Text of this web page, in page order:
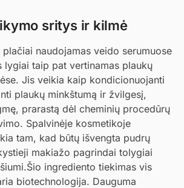
sritys ir kilmė
naudojamas veido serumuose
lygiai taip pat vertinamas plaukų
Jis veikia kaip kondicionuojanti
plaukų minkštumą ir žvilgesį,
prarastą dėl cheminių procedūrų
Spalvinėje kosmetikoje
tam, kad būtų išvengta pudrų
makiažo pagrindai tolygiai
ingrediento tiekimas vis
biotechnologija. Dauguma